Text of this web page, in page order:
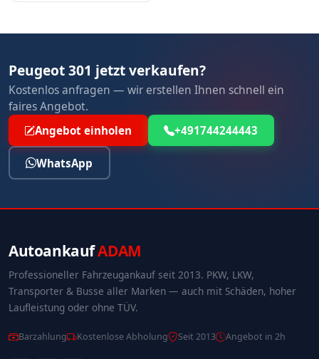
Peugeot 301 jetzt verkaufen?
Kostenlos anfragen — wir erstellen Ihnen schnell ein
faires Angebot.
Angebot einholen +491744244443
WhatsApp
AutoankaufADAM
Professioneller Fahrzeugankauf seit 2013. PKW, LKW,
Transporter & Busse aller Marken — auch mit Schäden, hoher
Laufleistung oder ohne TÜV.
Barzahlung Kostenlose Abholung Seit 2013 Angebot in 2h